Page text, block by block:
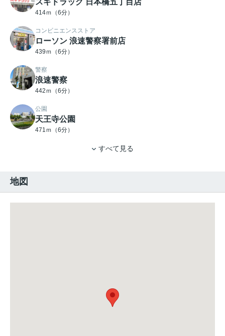
スギドラッグ 日本橋五丁目店
414ｍ（6分）
コンビニエンスストア
ローソン 浪速警察署前店
439ｍ（6分）
警察
浪速警察
442ｍ（6分）
公園
天王寺公園
471ｍ（6分）
すべて見る
地図